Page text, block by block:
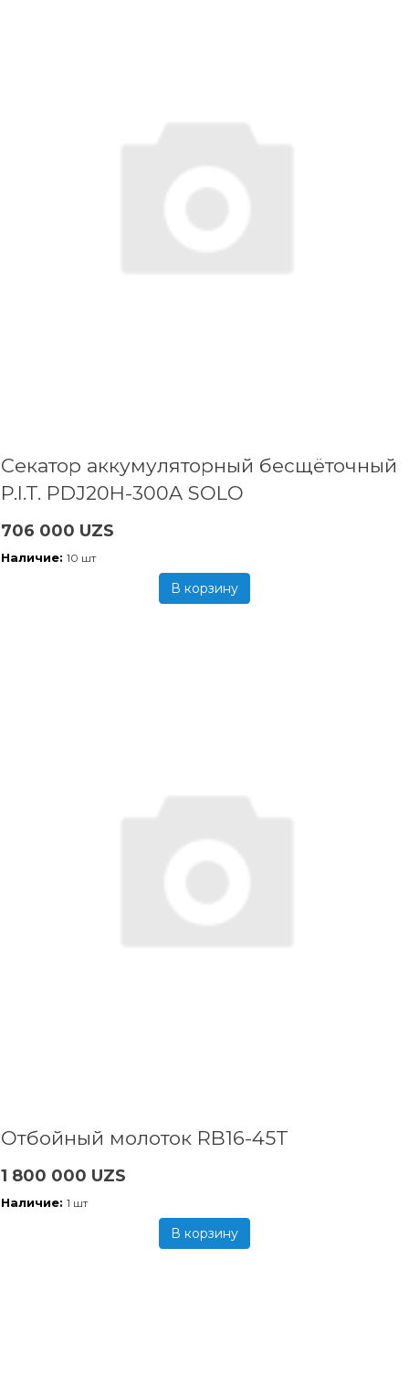
Секатор аккумуляторный бесщёточный
P.I.T. PDJ20H-300A SOLO
706 000 UZS
Наличие: 10 шт
В корзину
Отбойный молоток RB16-45T
1 800 000 UZS
Наличие: 1 шт
В корзину